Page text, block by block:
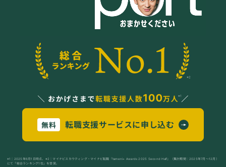
無料 転職支援サービスに申し込む
※1｜2025年6月1日時点、※2｜マイナビスカウティング・マイナビ転職『tameni+ Awards 2025 Second Half』（集計期間：2025年7月～12月）
にて「総合ランキング1位」を受賞。